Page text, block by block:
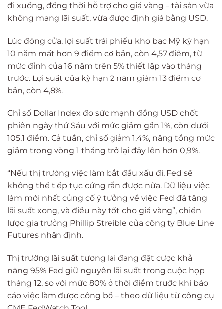
đi xuống, đồng thời hỗ trợ cho giá vàng – tài sản vừa
không mang lãi suất, vừa được định giá bằng USD.
Lúc đóng cửa, lợi suất trái phiếu kho bạc Mỹ kỳ hạn
10 năm mất hơn 9 điểm cơ bản, còn 4,57 điểm, từ
mức đỉnh của 16 năm trên 5% thiết lập vào tháng
trước. Lợi suất của kỳ hạn 2 năm giảm 13 điểm cơ
bản, còn 4,8%.
Chỉ số Dollar Index đo sức mạnh đồng USD chốt
phiên ngày thứ Sáu với mức giảm gần 1%, còn dưới
105,1 điểm. Cả tuần, chỉ số giảm 1,4%, nâng tổng mức
giảm trong vòng 1 tháng trở lại đây lên hơn 0,9%.
“Nếu thị trường việc làm bắt đầu xấu đi, Fed sẽ
không thể tiếp tục cứng rắn được nữa. Dữ liệu việc
làm mới nhất củng cố ý tưởng về việc Fed đã tăng
lãi suất xong, và điều này tốt cho giá vàng”, chiến
lược gia trưởng Phillip Streible của công ty Blue Line
Futures nhận định.
Thị trường lãi suất tương lai đang đặt cược khả
năng 95% Fed giữ nguyên lãi suất trong cuộc họp
tháng 12, so với mức 80% ở thời điểm trước khi báo
cáo việc làm được công bố – theo dữ liệu từ công cụ